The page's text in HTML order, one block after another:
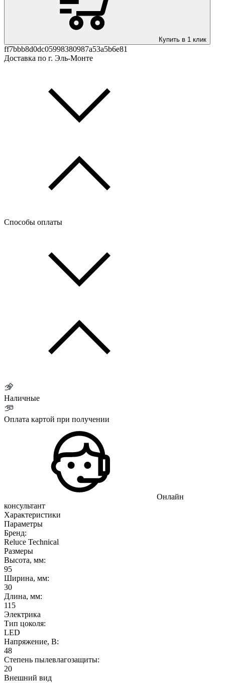
Купить в 1 клик
ff7bbb8d0dc05998380987a53a5b6e81
Доставка по г. Эль-Монте
Способы оплаты
Наличные
Оплата картой при получении
Онлайн
консультант
Характеристики
Параметры
Бренд:
Reluce Technical
Размеры
Высота, мм:
95
Ширина, мм:
30
Длина, мм:
115
Электрика
Тип цоколя:
LED
Напряжение, В:
48
Степень пылевлагозащиты:
20
Внешний вид